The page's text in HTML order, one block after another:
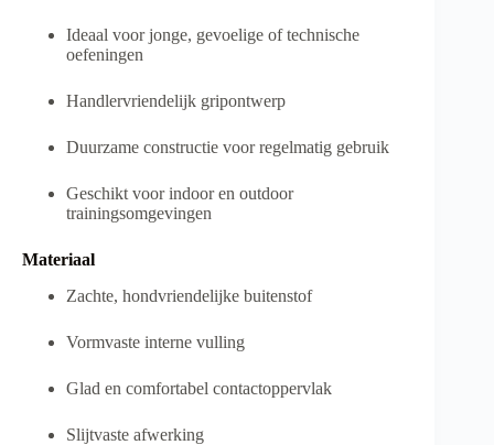
Ideaal voor jonge, gevoelige of technische
oefeningen
Handlervriendelijk gripontwerp
Duurzame constructie voor regelmatig gebruik
Geschikt voor indoor en outdoor
trainingsomgevingen
Materiaal
Zachte, hondvriendelijke buitenstof
Vormvaste interne vulling
Glad en comfortabel contactoppervlak
Slijtvaste afwerking